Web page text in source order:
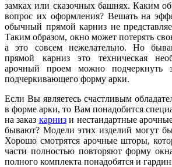
замках или сказочных башнях. Каким
вопрос их оформления? Вешать на
обычный прямой карниз не
Таким образом, окно может потерять
а это совсем нежелательно. Но
прямой карниз это техническая
арочный проем можно подчеркнуть
подчеркивающего форму арки.
Если Вы являетесь счастливым
в форме арки, то Вам понадобится
на заказ карнизи нестандартные
бывают? Модели этих изделий могут
Хорошо смотрятся арочные шторы,
части полностью повторяют форму
полного комплекта понадобятся и